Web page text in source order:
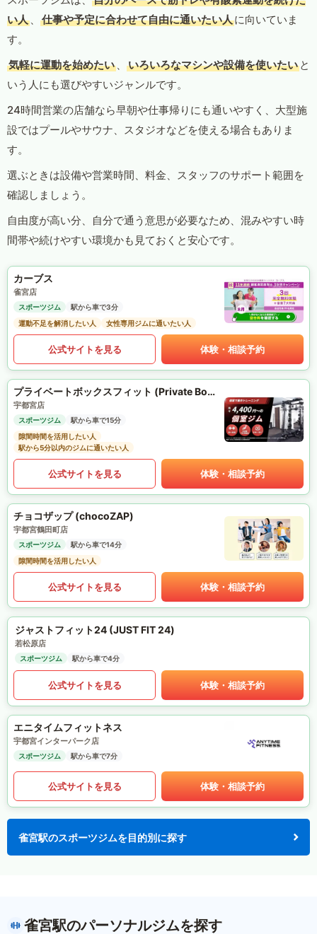
い人 、 仕事や予定に合わせて自由に通いたい人に向いていま
す。
気軽に運動を始めたい 、 いろいろなマシンや設備を使いたい と
いう人にも選びやすいジャンルです。
24時間営業の店舗なら早朝や仕事帰りにも通いやすく、大型施
設ではプールやサウナ、スタジオなどを使える場合もありま
す。
選ぶときは設備や営業時間、料金、スタッフのサポート範囲を
確認しましょう。
自由度が高い分、自分で通う意思が必要なため、混みやすい時
間帯や続けやすい環境かも見ておくと安心です。
カーブス
雀宮店
スポーツジム
駅から車で3分
運動不足を解消したい人
女性専用ジムに通いたい人
公式サイトを見る 体験・相談予約
プライベートボックスフィット (Private Box Fit)
宇都宮店
スポーツジム
駅から車で15分
隙間時間を活用したい人
駅から5分以内のジムに通いたい人
公式サイトを見る 体験・相談予約
チョコザップ (chocoZAP)
宇都宮鶴田町店
スポーツジム
駅から車で14分
隙間時間を活用したい人
公式サイトを見る 体験・相談予約
ジャストフィット24 (JUST FIT 24)
若松原店
スポーツジム 駅から車で4分
公式サイトを見る 体験・相談予約
エニタイムフィットネス
宇都宮インターパーク店
スポーツジム 駅から車で7分
公式サイトを見る 体験・相談予約
雀宮駅のスポーツジムを目的別に探す
雀宮駅のパーソナルジムを探す